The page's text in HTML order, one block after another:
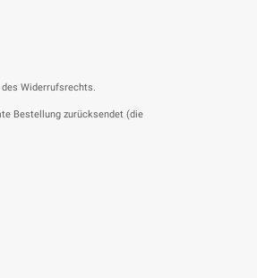
Widerrufsrechts.
Bestellung zurücksendet (die